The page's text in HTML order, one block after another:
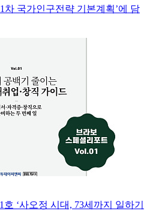
차 국가인구전략 기본계획’에 담
‘사오정 시대, 73세까지 일하기